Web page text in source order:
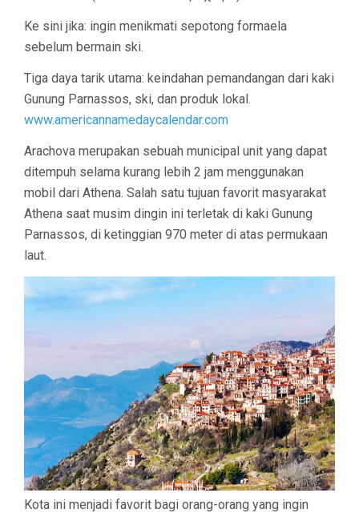
Ke sini jika: ingin menikmati sepotong formaela
sebelum bermain ski.
Tiga daya tarik utama: keindahan pemandangan dari kaki
Gunung Parnassos, ski, dan produk lokal.
www.americannamedaycalendar.com
Arachova merupakan sebuah municipal unit yang dapat
ditempuh selama kurang lebih 2 jam menggunakan
mobil dari Athena. Salah satu tujuan favorit masyarakat
Athena saat musim dingin ini terletak di kaki Gunung
Parnassos, di ketinggian 970 meter di atas permukaan
laut.
Kota ini menjadi favorit bagi orang-orang yang ingin